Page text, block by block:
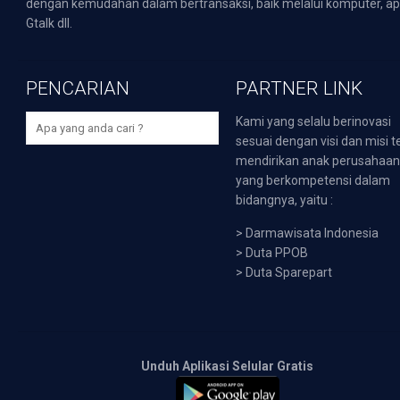
dengan kemudahan dalam bertransaksi, baik melalui komputer,
Gtalk dll.
PENCARIAN PARTNER LINK
Kami yang selalu berinovasi
sesuai dengan visi dan misi
mendirikan anak perusahaan
yang berkompetensi dalam
bidangnya, yaitu :
> Darmawisata Indonesia
> Duta PPOB
> Duta Sparepart
Unduh Aplikasi Selular Gratis